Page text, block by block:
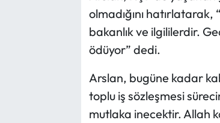
olmadığını
bakanlık ve ilgililerdir.
ödüyor” dedi.
Arslan, bugüne kadar
toplu iş sözleşmesi
mutlaka inecektir. Allah